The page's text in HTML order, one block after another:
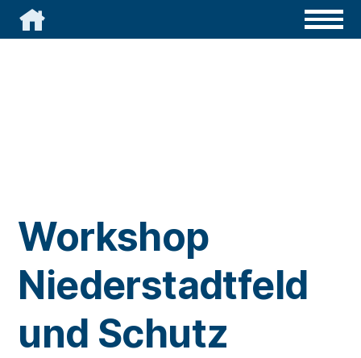

Workshop
Niederstadtfeld
und Schutz